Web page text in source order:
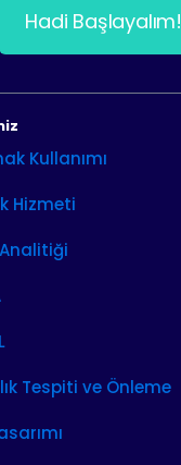
Hadi Başlayalım!
Kullanımı
Hizmeti
Tespiti ve Önleme